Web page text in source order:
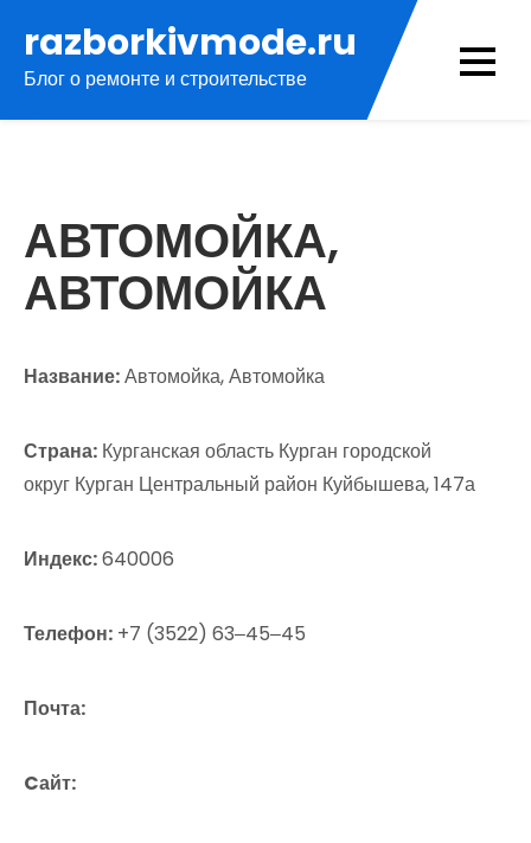
содержимому
razborkivmode.ru
Блог о ремонте и строительстве
АВТОМОЙКА,
АВТОМОЙКА
Название:Автомойка, Автомойка
Страна: Курганская область Курган городской
округ Курган Центральный район Куйбышева, 147а
Индекс:640006
Телефон: +7 (3522) 63‒45‒45
Почта:
Cайт: